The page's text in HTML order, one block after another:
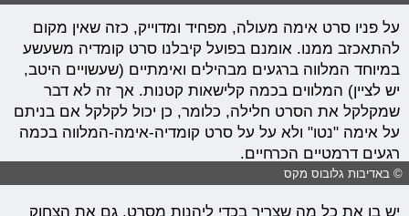
על פניו סרט אימה מעולה, מפחיד ומדוייק, כזה שאין מקום
להתאכזב ממנו. אומנם בפועל קיבלנו סרט קומדיה משעשע
במיוחד המלווה ברגעים מבהילים ואימתיים (שעשויים היטב,
יש לציין) המלווים בכמה קלישאות קטנות. אך זה לא דבר
שמקלקל את הסרט חלילה, כלומר, כן יכול לקלקל אם בניתם
על אימה "נטו" ולא על על סרט קומדיה-אימה-המלווה בכמה
רגעים דרמטיים הכרחיים.
© באדיבות גלובוס מקס
יש בו את כל מה שצריך בכדי ליהנות מסרט, גם את הצחוק